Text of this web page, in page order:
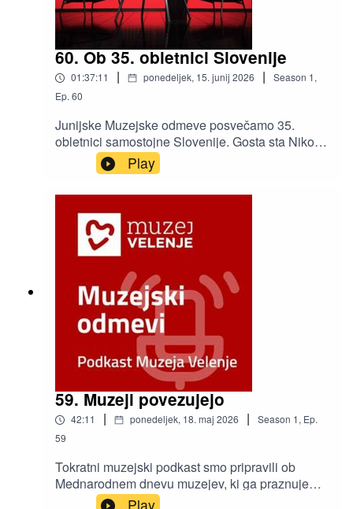
60. Ob 35. obletnici Slovenije
01:37:11 | ponedeljek, 15. junij 2026 | Season 1,
Ep. 60
Junijske Muzejske odmeve posvečamo 35.
obletnici samostojne Slovenije. Gosta sta Niko
Purnat in Angelca Brunet, po domače Žoharjeva
Play
59. Muzeji povezujejo
42:11 | ponedeljek, 18. maj 2026 | Season 1, Ep.
59
Tokratni muzejski podkast smo pripravili ob
Mednarodnem dnevu muzejev, ki ga praznujemo
danes. Letošnja osrednja tema je »Muzeji
Play